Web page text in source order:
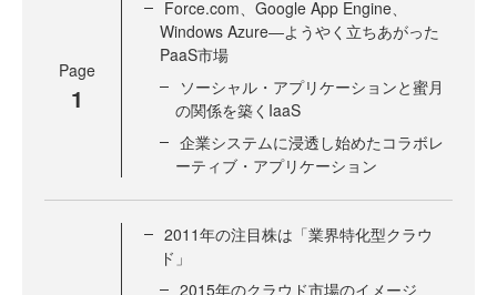
Page
1
Force.com、Google App Engine、
Windows Azure―ようやく立ちあがった
PaaS市場
ソーシャル・アプリケーションと蜜月
の関係を築くIaaS
企業システムに浸透し始めたコラボレ
ーティブ・アプリケーション
2011年の注目株は「業界特化型クラウ
ド」
2015年のクラウド市場のイメージ